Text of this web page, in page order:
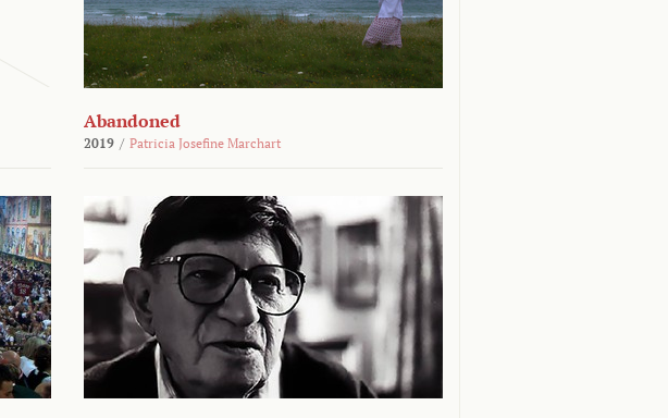
Abandoned
2019 / Patricia Josefine Marchart